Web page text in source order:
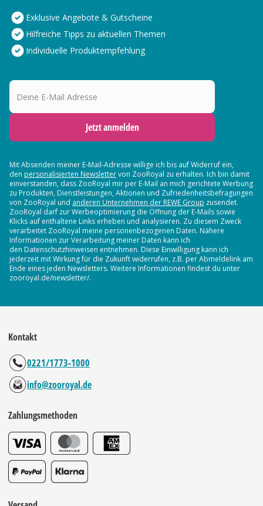
Exklusive Angebote & Gutscheine
Hilfreiche Tipps zu aktuellen Themen
Individuelle Produktempfehlung
Deine E-Mail Adresse
Jetzt anmelden
Mit Absenden meiner E-Mail-Adresse willige ich bis auf Widerruf ein,
den personalisierten Newslettervon ZooRoyal zu erhalten. Ich bin damit
einverstanden, dass ZooRoyal mir per E-Mail an mich gerichtete Werbung
zu Produkten, Dienstleistungen, Aktionen und Zufriedenheitsbefragungen
von ZooRoyal und anderen Unternehmen der REWE Group zusendet.
ZooRoyal darf zur Werbeoptimierung die Öffnung der E-Mails sowie
Klicks auf enthaltene Links erheben und analysieren. Zu diesem Zweck
verarbeitet ZooRoyal meine personenbezogenen Daten. Nähere
Informationen zur Verarbeitung meiner Daten kann ich
den Datenschutzhinweisen entnehmen. Diese Einwilligung kann ich
jederzeit mit Wirkung für die Zukunft widerrufen, z.B. per Abmeldelink am
Ende eines jeden Newsletters. Weitere Informationen findest du unter
zooroyal.de/newsletter/.
Kontakt
0221/1773-1000
info@zooroyal.de
Zahlungsmethoden